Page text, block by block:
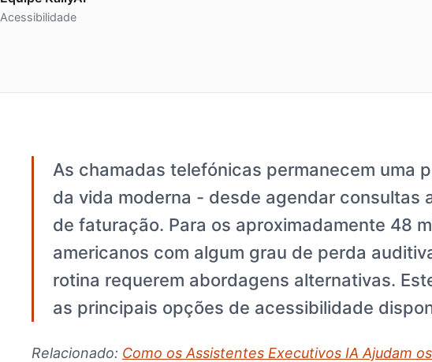
Acessibilidade
As chamadas telefónicas permanecem uma
da vida moderna - desde agendar consultas
de faturação. Para os aproximadamente 48
americanos com algum grau de perda
rotina requerem abordagens alternativas.
as principais opções de acessibilidade
Relacionado: Como os Assistentes Executivos IA Ajudam